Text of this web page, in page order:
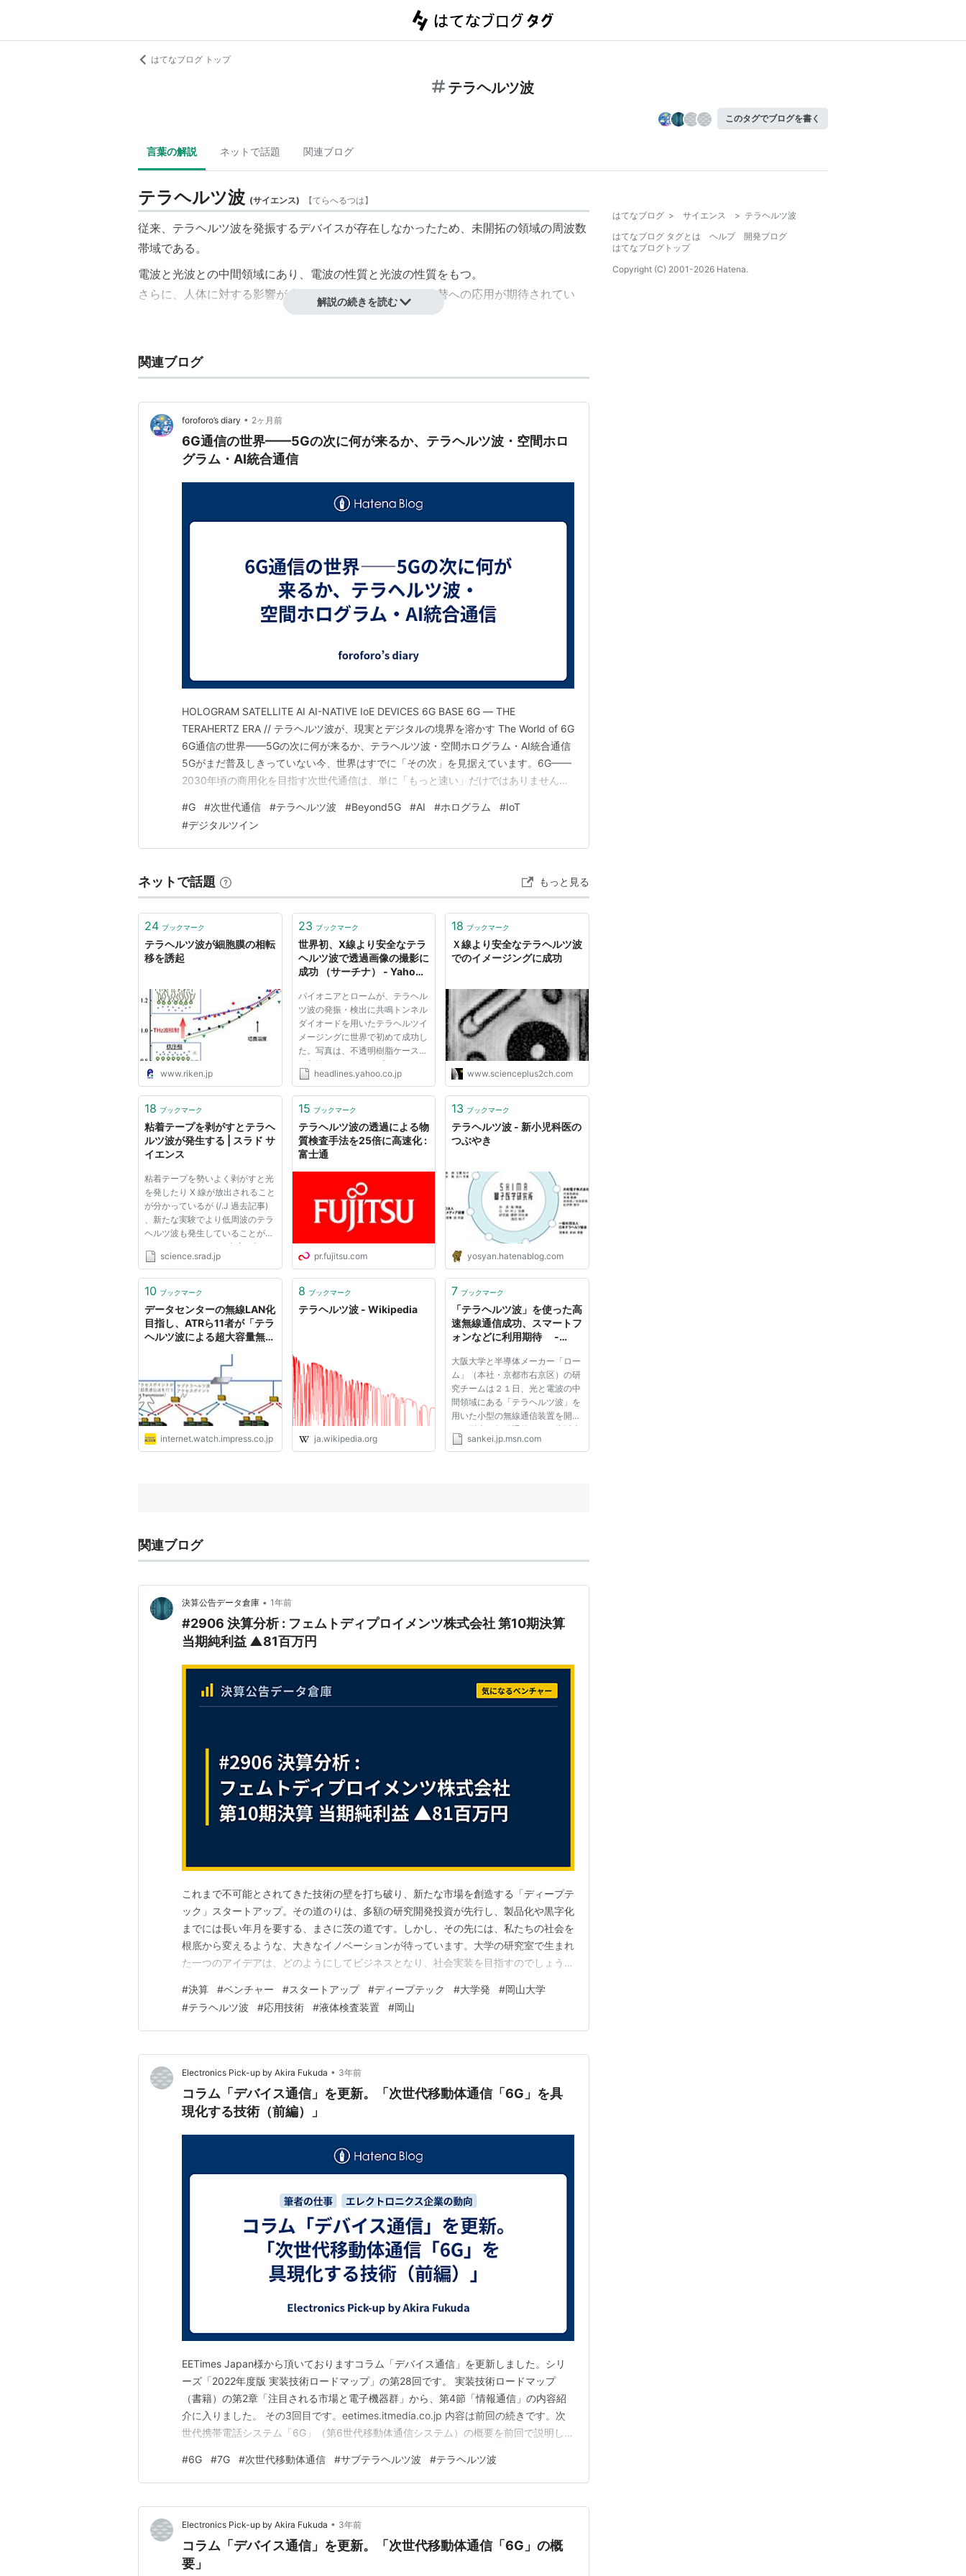
はてなブログ トップ
テラヘルツ波
このタグでブログを書く
言葉の解説 ネットで話題 関連ブログ
テラヘルツ波 (サイエンス) 【てらへるつは】
従来、 テラヘルツ波を発振するデバイスが存在しなかったため、未開拓の領域の周波数
帯域である。
電波と光波との中間領域にあり、電波の性質と光波の性質をもつ。
さらに、人体に対する影響が少ないため、エックス線の代替への応用が期待されてい
テラヘルツ波を発振や検出する素子は、光伝導アンテナ、
材料の分析方法としては、 テラヘルツ時間領域分光法 があり、発生・検出には、 光伝導
を用いる。
解説の続きを読む
関連ブログ
foroforo’s diary • 2ヶ月前
6G通信の世界——5Gの次に何が来るか、テラヘルツ波・空間ホロ
グラム・AI統合通信
HOLOGRAM SATELLITE AI AI-NATIVE IoE DEVICES 6G BASE 6G — THE
TERAHERTZ ERA // テラヘルツ波が、現実とデジタルの境界を溶かす The World of 6G
6G通信の世界——5Gの次に何が来るか、テラヘルツ波・空間ホログラム・AI統合通信
5Gがまだ普及しきっていない今、世界はすでに「その次」を見据えています。6G——
2030年頃の商用化を目指す次世代通信は、単に「もっと速い」だけではありません。
のに溶け込む世界。それは「通信網」という言…
#G #次世代通信 #テラヘルツ波 #Beyond5G #AI #ホログラム #IoT
#デジタルツイン
ネットで話題 もっと見る
24 ブックマーク
テラヘルツ波が細胞膜の相転
移を誘起
www.riken.jp
23 ブックマーク
世界初、X線より安全なテラ
ヘルツ波で透過画像の撮影に
成功 （サーチナ） - Yahoo!
パイオニアとロームが、テラヘル
ツ波の発振・検出に共鳴トンネル
ダイオードを用いたテラヘルツイ
メージングに世界で初めて成功し
た。写真は、不透明樹脂ケース内
に収納されたクリップやコインな
どの透過画像。 近い将来、空港
しれない。目的物の中身を透過し
headlines.yahoo.co.jp
18 ブックマーク
Ｘ線より安全なテラヘルツ波
でのイメージングに成功
www.scienceplus2ch.com
18 ブックマーク
粘着テープを剥がすとテラヘ
ルツ波が発生する | スラド サ
イエンス
粘着テープを勢いよく剥がすと光
を発したり X 線が放出されること
が分かっているが (/.J 過去記事)
、新たな実験でより低周波のテラ
ヘルツ波も発生していることが明
らかになったそうだ (本家 /. 記
事、doi:10.1364/OL.34.002195)
ーサウスウェールズ州
Horvat 博...
science.srad.jp
15 ブックマーク
テラヘルツ波の透過による物
質検査手法を25倍に高速化 :
富士通
pr.fujitsu.com
13 ブックマーク
テラヘルツ波 - 新小児科医の
つぶやき
yosyan.hatenablog.com
10 ブックマーク
データセンターの無線LAN化
目指し、ATRら11者が「テラ
ヘルツ波による超大容量無線
で高速双方向通信実現
internet.watch.impress.co.jp
8 ブックマーク
テラヘルツ波 - Wikipedia
ja.wikipedia.org
7 ブックマーク
「テラヘルツ波」を使った高
速無線通信成功、スマートフ
ォンなどに利用期待 -
大阪大学と半導体メーカー「ロー
ム」（本社・京都市右京区）の研
究チームは２１日、光と電波の中
間領域にある「テラヘルツ波」を
用いた小型の無線通信装置を開発
し、従来の無線通信の１０倍以上
の速さでデータを送受信すること
sankei.jp.msn.com
関連ブログ
決算公告データ倉庫 • 1年前
#2906 決算分析 : フェムトディプロイメンツ株式会社 第10期決算
当期純利益 ▲81百万円
これまで不可能とされてきた技術の壁を打ち破り、新たな市場を創造する「ディープテ
ック」スタートアップ。その道のりは、多額の研究開発投資が先行し、製品化や黒字化
までには長い年月を要する、まさに茨の道です。しかし、その先には、私たちの社会を
根底から変えるような、大きなイノベーションが待っています。大学の研究室で生まれ
た一つのアイデアは、どのようにしてビジネスとなり、社会実装を目指すのでしょう
した、岡山大学発のスタートアップ、フェムトディプロイメンツ株式会社の決算を読み
解きます。その革新的な技術の裏側にある厳しい財務状況と、…
#決算 #ベンチャー #スタートアップ #ディープテック #大学発 #岡山大学
#テラヘルツ波 #応用技術 #液体検査装置 #岡山
Electronics Pick-up by Akira Fukuda • 3年前
コラム「デバイス通信」を更新。「次世代移動体通信「6G」を具
現化する技術（前編）」
EETimes Japan様から頂いておりますコラム「デバイス通信」を更新しました。シリ
ーズ「2022年度版 実装技術ロードマップ」の第28回です。 実装技術ロードマップ
（書籍）の第2章「注目される市場と電子機器群」から、第4節「情報通信」の内容紹
介に入りました。 その3回目です。eetimes.itmedia.co.jp 内容は前回の続きです。次
世代携帯電話システム「6G」（第6世代移動体通信システム）の概要を前回で説明し、
りでしたが、例によって（？）説明が増えてしまい・・・。 前後編となります。個人
的な感想です…
#6G #7G #次世代移動体通信 #サブテラヘルツ波 #テラヘルツ波
Electronics Pick-up by Akira Fukuda • 3年前
コラム「デバイス通信」を更新。「次世代移動体通信「6G」の概
要」
はてなブログ > サイエンス > テラヘルツ波
はてなブログ タグとは
ヘルプ
開発ブログ
はてなブログトップ
Copyright (C) 2001-2026 Hatena.